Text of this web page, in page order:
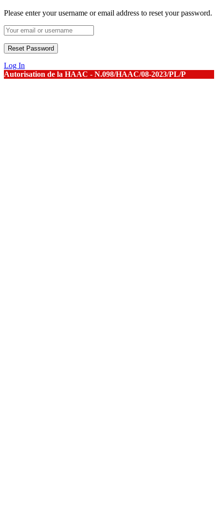
Please enter your username or email address to reset your password.
Log In
Autorisation de la HAAC - N.098/HAAC/08-2023/PL/P